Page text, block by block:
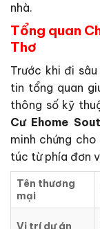
nhà.
Tổng quan
Thơ
Trước khi đi
tin tổng quan
thông số kỹ
Cư Ehome
minh chứng
túc từ phía đơn
Tên thương
mại
Vị trí dự án